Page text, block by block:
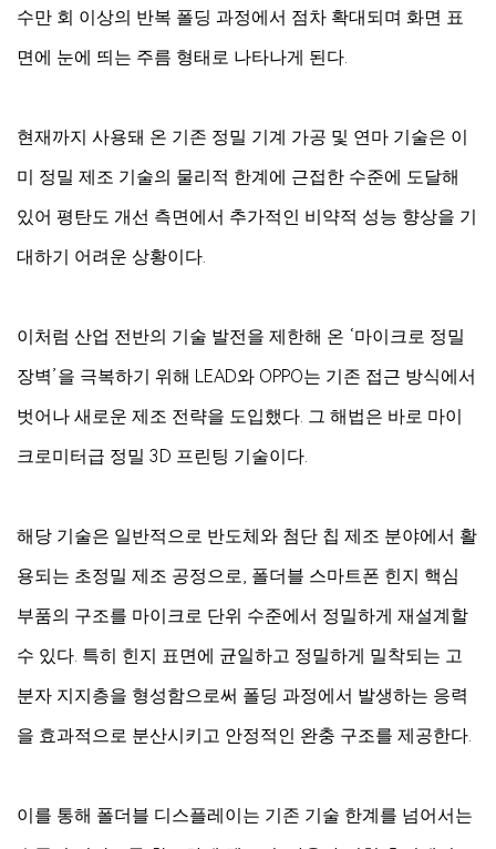
수만 회 이상의 반복 폴딩 과정에서 점차 확대되며 화면 표
면에 눈에 띄는 주름 형태로 나타나게 된다.
현재까지 사용돼 온 기존 정밀 기계 가공 및 연마 기술은 이
미 정밀 제조 기술의 물리적 한계에 근접한 수준에 도달해
있어 평탄도 개선 측면에서 추가적인 비약적 성능 향상을 기
대하기 어려운 상황이다.
이처럼 산업 전반의 기술 발전을 제한해 온 ‘마이크로 정밀
장벽’을 극복하기 위해 LEAD와 OPPO는 기존 접근 방식에서
벗어나 새로운 제조 전략을 도입했다. 그 해법은 바로 마이
크로미터급 정밀 3D 프린팅 기술이다.
해당 기술은 일반적으로 반도체와 첨단 칩 제조 분야에서 활
용되는 초정밀 제조 공정으로, 폴더블 스마트폰 힌지 핵심
부품의 구조를 마이크로 단위 수준에서 정밀하게 재설계할
수 있다. 특히 힌지 표면에 균일하고 정밀하게 밀착되는 고
분자 지지층을 형성함으로써 폴딩 과정에서 발생하는 응력
을 효과적으로 분산시키고 안정적인 완충 구조를 제공한다.
이를 통해 폴더블 디스플레이는 기존 기술 한계를 넘어서는